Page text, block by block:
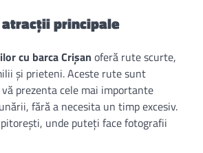
principale
cu barca Crișan oferă rute scurte,
și prieteni. Aceste rute sunt
prezenta cele mai importante
fără a necesita un timp excesiv.
unde puteți face fotografii